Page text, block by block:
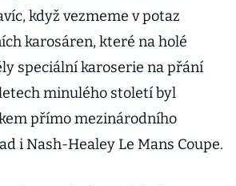
když vezmeme v potaz
karosáren, které na holé
speciální karoserie na přání
minulého století byl
přímo mezinárodního
i Nash-Healey Le Mans Coupe.